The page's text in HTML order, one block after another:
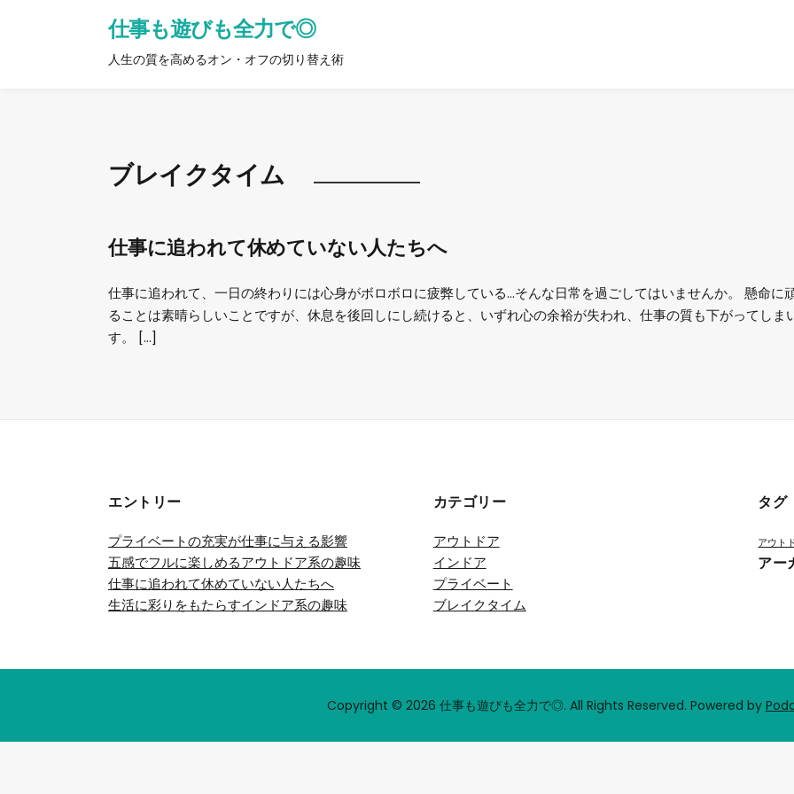
仕事も遊びも全力で◎
人生の質を高めるオン・オフの切り替え術
ブレイクタイム
仕事に追われて休めていない人たちへ
仕事に追われて、一日の終わりには心身がボロボロに疲弊している…そんな日常を過ごしてはいませんか。 懸命に
ることは素晴らしいことですが、休息を後回しにし続けると、いずれ心の余裕が失われ、仕事の質も下がってしま
す。 […]
エントリー
プライベートの充実が仕事に与える影響
五感でフルに楽しめるアウトドア系の趣味
仕事に追われて休めていない人たちへ
生活に彩りをもたらすインドア系の趣味
カテゴリー
アウトドア
インドア
プライベート
ブレイクタイム
タグ
アウト
アー
Copyright © 2026 仕事も遊びも全力で◎. All Rights Reserved. Powered by